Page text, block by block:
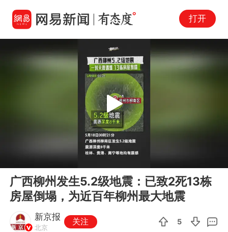
打开
Play
广西柳州发生5.2级地震：已致2死13栋
房屋倒塌，为近百年柳州最大地震
新京报
北京
关注 5